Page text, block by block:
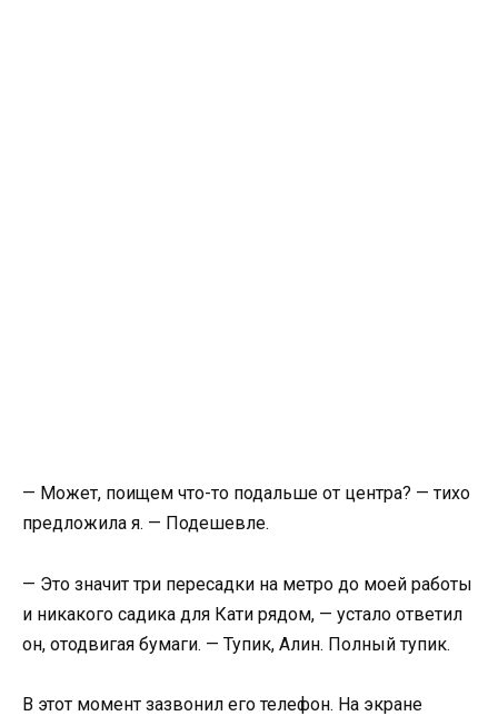
— Может, поищем что-то подальше от центра? — тихо
предложила я. — Подешевле.
— Это значит три пересадки на метро до моей работы
и никакого садика для Кати рядом, — устало ответил
он, отодвигая бумаги. — Тупик, Алин. Полный тупик.
В этот момент зазвонил его телефон. На экране